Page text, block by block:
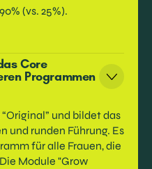
(vs. 25%).
Core
Programmen
und bildet das
und runden Führung. Es
für alle Frauen, die
Module "Grow